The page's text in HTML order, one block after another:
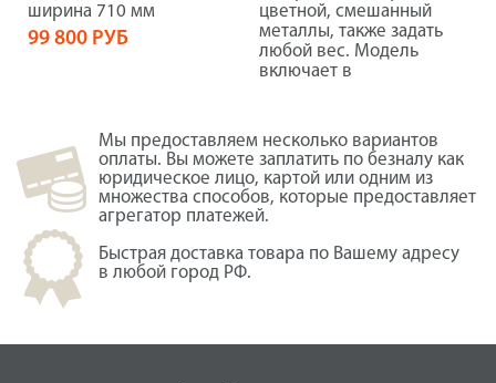
ширина 710 мм
99 800 РУБ
цветной, смешанный
металлы, также задать
любой вес. Модель
включает в
Мы предоставляем несколько вариантов
оплаты. Вы можете заплатить по безналу как
юридическое лицо, картой или одним из
множества способов, которые предоставляет
агрегатор платежей.
Быстрая доставка товара по Вашему адресу
в любой город РФ.